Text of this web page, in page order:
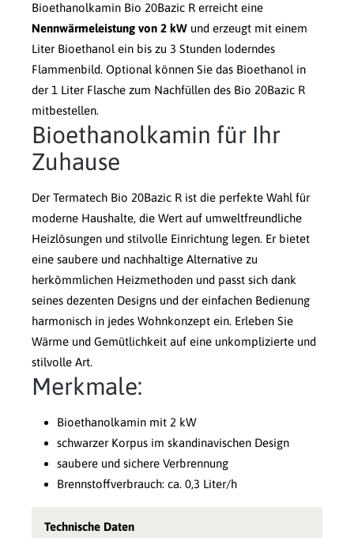
Bioethanolkamin Bio 20Bazic R erreicht eine
Nennwärmeleistung von 2 kW und erzeugt mit einem
Liter Bioethanol ein bis zu 3 Stunden loderndes
Flammenbild. Optional können Sie das Bioethanol in
der 1 Liter Flasche zum Nachfüllen des Bio 20Bazic R
mitbestellen.
Bioethanolkamin für Ihr
Zuhause
Der Termatech Bio 20Bazic R ist die perfekte Wahl für
moderne Haushalte, die Wert auf umweltfreundliche
Heizlösungen und stilvolle Einrichtung legen. Er bietet
eine saubere und nachhaltige Alternative zu
herkömmlichen Heizmethoden und passt sich dank
seines dezenten Designs und der einfachen Bedienung
harmonisch in jedes Wohnkonzept ein. Erleben Sie
Wärme und Gemütlichkeit auf eine unkomplizierte und
stilvolle Art.
Merkmale:
Bioethanolkamin mit 2 kW
schwarzer Korpus im skandinavischen Design
saubere und sichere Verbrennung
Brennstoffverbrauch: ca. 0,3 Liter/h
Technische Daten